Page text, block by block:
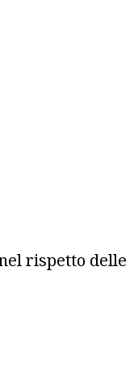
rispetto